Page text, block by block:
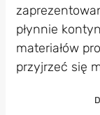
płynnie
materiałów
przyjrzeć się